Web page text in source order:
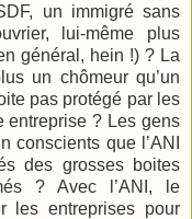
un immigré sans
lui-même plus
général, hein !) ? La
un chômeur qu’un
pas protégé par les
entreprise ? Les gens
conscients que l’ANI
des grosses boites
? Avec l’ANI, le
les entreprises pour